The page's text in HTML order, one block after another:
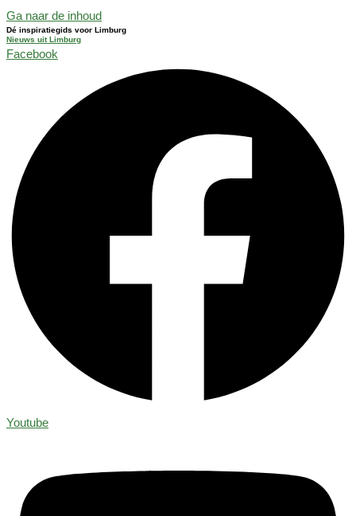
Ga naar de inhoud
Dé inspiratiegids voor Limburg
Nieuws uit Limburg
Facebook
Youtube